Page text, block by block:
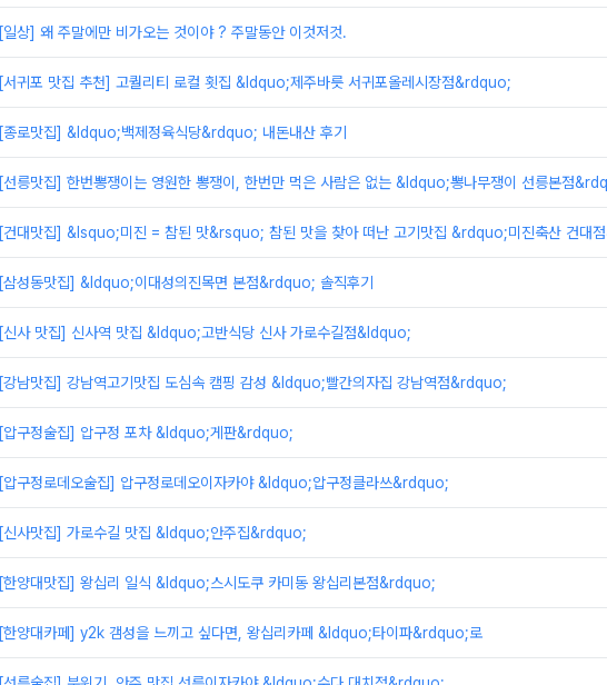
[일상] 왜 주말에만 비가오는 것이야 ? 주말동안 이것저것.
[서귀포 맛집 추천] 고퀄리티 로컬 횟집 &ldquo;제주바릇 서귀포올레시장점&rdquo;
[종로맛집] &ldquo;백제정육식당&rdquo; 내돈내산 후기
[선릉맛집] 한번뽕쟁이는 영원한 뽕쟁이, 한번만 먹은 사람은 없는 &ldquo;뽕나무쟁이 선릉본점
[건대맛집] &lsquo;미진 = 참된 맛&rsquo; 참된 맛을 찾아 떠난 고기맛집 &rdquo;미진축산 건대
[삼성동맛집] &ldquo;이대성의진목면 본점&rdquo; 솔직후기
[신사 맛집] 신사역 맛집 &ldquo;고반식당 신사 가로수길점&ldquo;
[강남맛집] 강남역고기맛집 도심속 캠핑 감성 &ldquo;빨간의자집 강남역점&rdquo;
[압구정술집] 압구정 포차 &ldquo;게판&rdquo;
[압구정로데오술집] 압구정로데오이자카야 &ldquo;압구정클라쓰&rdquo;
[신사맛집] 가로수길 맛집 &ldquo;안주집&rdquo;
[한양대맛집] 왕십리 일식 &ldquo;스시도쿠 카미동 왕십리본점&rdquo;
[한양대카페] y2k 갬성을 느끼고 싶다면, 왕십리카페 &ldquo;타이파&rdquo;로